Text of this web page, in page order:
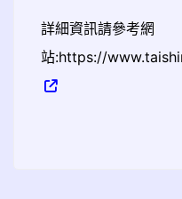
詳細資訊請參考網
站:https://